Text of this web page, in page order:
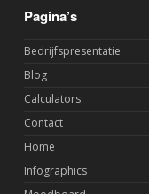
Pagina’s
Bedrijfspresentatie
Blog
Calculators
Contact
Home
Infographics